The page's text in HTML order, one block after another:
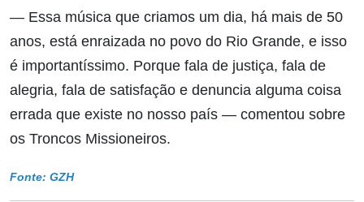
— Essa música que criamos um dia, há mais de 50
anos, está enraizada no povo do Rio Grande, e isso
é importantíssimo. Porque fala de justiça, fala de
alegria, fala de satisfação e denuncia alguma coisa
errada que existe no nosso país — comentou sobre
os Troncos Missioneiros.
Fonte: GZH